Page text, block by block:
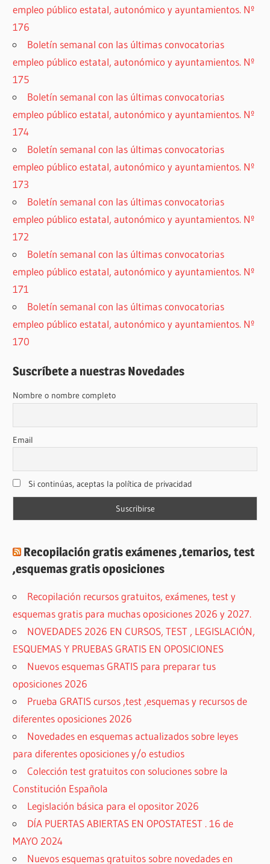
empleo público estatal, autonómico y ayuntamientos. Nº
176
Boletín semanal con las últimas convocatorias
empleo público estatal, autonómico y ayuntamientos. Nº
175
Boletín semanal con las últimas convocatorias
empleo público estatal, autonómico y ayuntamientos. Nº
174
Boletín semanal con las últimas convocatorias
empleo público estatal, autonómico y ayuntamientos. Nº
173
Boletín semanal con las últimas convocatorias
empleo público estatal, autonómico y ayuntamientos. Nº
172
Boletín semanal con las últimas convocatorias
empleo público estatal, autonómico y ayuntamientos. Nº
171
Boletín semanal con las últimas convocatorias
empleo público estatal, autonómico y ayuntamientos. Nº
170
Suscríbete a nuestras Novedades
Nombre o nombre completo
Email
Si continúas, aceptas la política de privacidad
Recopilación gratis exámenes ,temarios, test
,esquemas gratis oposiciones
Recopilación recursos gratuitos, exámenes, test y
esquemas gratis para muchas oposiciones 2026 y 2027.
NOVEDADES 2026 EN CURSOS, TEST , LEGISLACIÓN,
ESQUEMAS Y PRUEBAS GRATIS EN OPOSICIONES
Nuevos esquemas GRATIS para preparar tus
oposiciones 2026
Prueba GRATIS cursos ,test ,esquemas y recursos de
diferentes oposiciones 2026
Novedades en esquemas actualizados sobre leyes
para diferentes oposiciones y/o estudios
Colección test gratuitos con soluciones sobre la
Constitución Española
Legislación básica para el opositor 2026
DÍA PUERTAS ABIERTAS EN OPOSTATEST . 16 de
MAYO 2024
Nuevos esquemas gratuitos sobre novedades en